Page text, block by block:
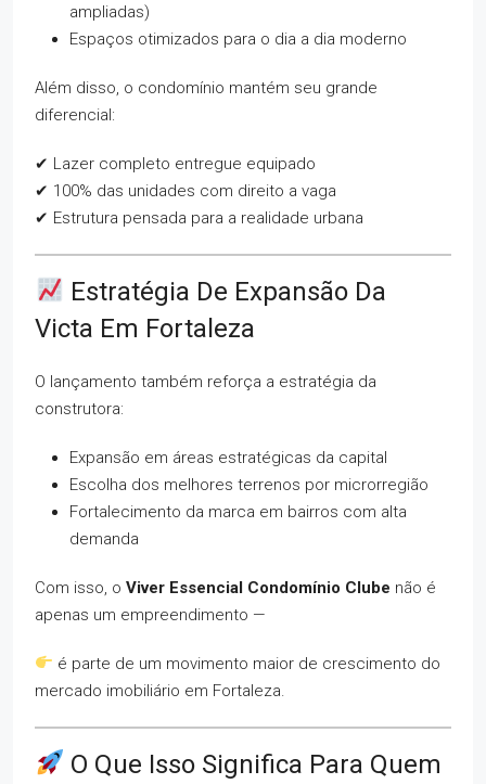
ampliadas)
Espaços otimizados para o dia a dia moderno
Além disso, o condomínio mantém seu grande
diferencial:
✔ Lazer completo entregue equipado
✔ 100% das unidades com direito a vaga
✔ Estrutura pensada para a realidade urbana
Estratégia De Expansão Da
Victa Em Fortaleza
O lançamento também reforça a estratégia da
construtora:
Expansão em áreas estratégicas da capital
Escolha dos melhores terrenos por microrregião
Fortalecimento da marca em bairros com alta
demanda
Com isso, o Viver Essencial Condomínio Clube não é
apenas um empreendimento —
é parte de um movimento maior de crescimento do
mercado imobiliário em Fortaleza.
O Que Isso Significa Para Quem